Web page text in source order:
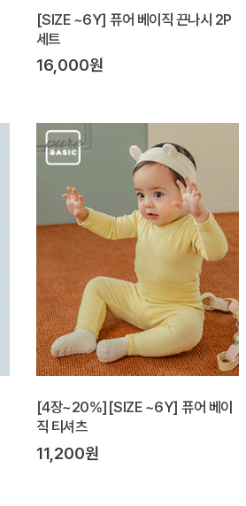
[SIZE ~6Y] 퓨어 베이직 끈나시 2P
세트
16,000원
[4장~20%][SIZE ~6Y] 퓨어 베이
직 티셔츠
11,200원